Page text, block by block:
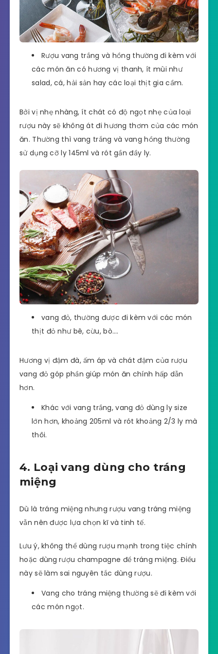
Rượu vang trắng và hồng thường đi kèm với
các món ăn có hương vị thanh, ít mùi như
salad, cá, hải sản hay các loại thịt gia cầm.
Bởi vị nhẹ nhàng, ít chát có độ ngọt nhẹ của loại
rượu này sẽ không át đi hương thơm của các món
ăn. Thường thì vang trắng và vang hồng thường
sử dụng cỡ ly 145ml và rót gần đầy ly.
vang đỏ, thường được đi kèm với các món
thịt đỏ như bê, cừu, bò….
Hương vị đậm đà, ấm áp và chát đậm của rượu
vang đỏ góp phần giúp món ăn chính hấp dẫn
hơn.
Khác với vang trắng, vang đỏ dùng ly size
lớn hơn, khoảng 205ml và rót khoảng 2/3 ly mà
thôi.
4. Loại vang dùng cho tráng
miệng
Dù là tráng miệng nhưng rượu vang tráng miệng
vẫn nên được lựa chọn kĩ và tinh tế.
Lưu ý, không thể dùng rượu mạnh trong tiệc chính
hoặc dùng rượu champagne để tráng miệng. Điều
này sẽ làm sai nguyên tắc dùng rượu.
Vang cho tráng miệng thường sẽ đi kèm với
các món ngọt.